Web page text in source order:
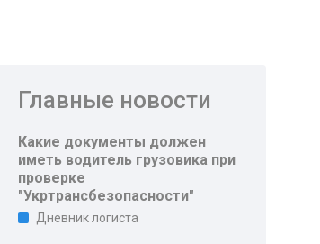
Главные новости
Какие документы должен
иметь водитель грузовика при
проверке
"Укртрансбезопасности"
Дневник логиста